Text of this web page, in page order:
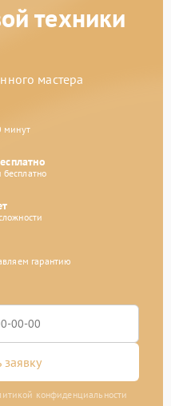
техники
мастера
минут
гарантию
заявку
конфиденциальности